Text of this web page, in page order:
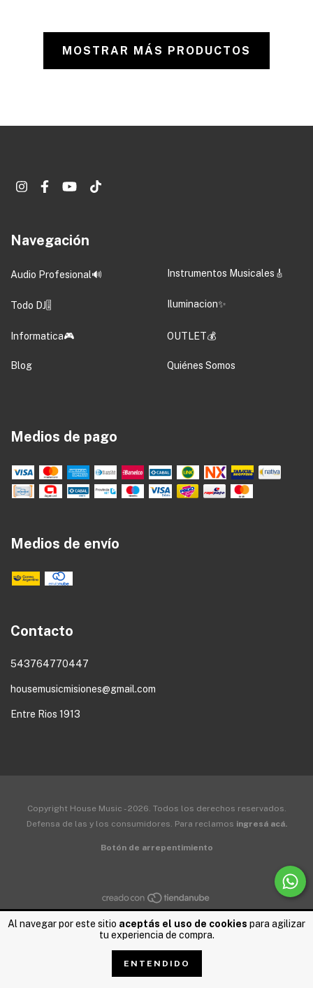
Al navegar por este sitio aceptás el uso de cookies para agilizar
tu experiencia de compra.
ENTENDIDO
MOSTRAR MÁS PRODUCTOS
Navegación
Audio Profesional🔊 Instrumentos Musicales🎸
Todo DJ🎚️ Iluminacion✨
Informatica🎮 OUTLET💰
Blog Quiénes Somos
Medios de pago
Medios de envío
Contacto
543764770447
housemusicmisiones@gmail.com
Entre Rios 1913
Copyright House Music - 2026. Todos los derechos reservados.
Defensa de las y los consumidores. Para reclamos ingresá acá.
Botón de arrepentimiento